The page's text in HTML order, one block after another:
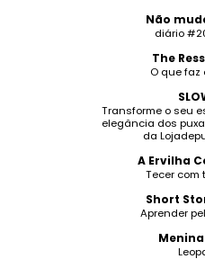
Não
diário
The
O que faz
Transforme o seu
elegância dos
da
A Ervilha
Tecer com
Short
Aprender